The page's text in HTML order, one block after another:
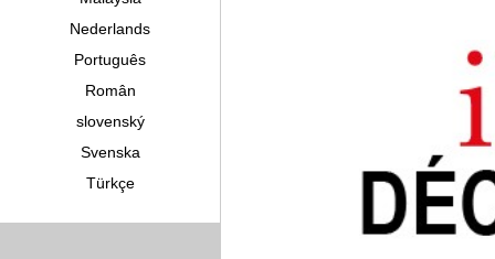
Nederlands
Português
Român
slovenský
Svenska
Türkçe